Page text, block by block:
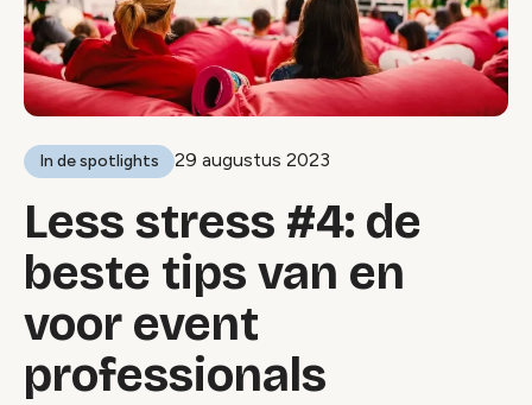
In de spotlights 29 augustus 2023
Less stress #4: de
beste tips van en
voor event
professionals